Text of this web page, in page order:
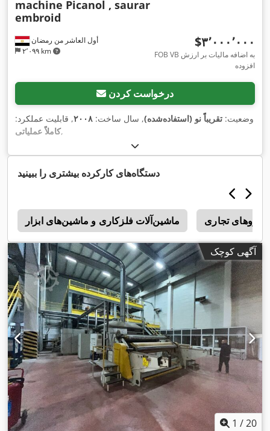
أول العاشر من رمضان
۲٬۰۹۹ km
machine Picanol , saurar
embroid
‎$۳٬۰۰۰٬۰۰۰
FOB VB به اضافه مالیات بر ارزش
افزوده
درخواست کردن
وضعیت: تقریباً نو (استفاده‌شده), سال ساخت: ۲۰۰۸, قابلیت عملکرد:
کاملاً عملیاتی,
دستگاه‌های کارکرده بیشتری را ببینید
ماشین‌آلات فلزکاری و ماشین‌های ابزار تجاری
آگهی کوچک
1 /20